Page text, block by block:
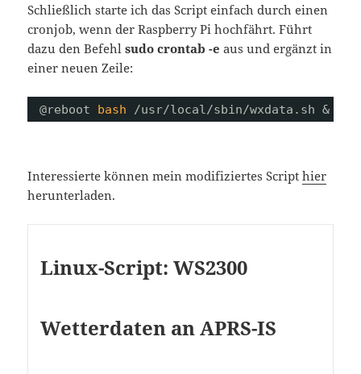
Schließlich starte ich das Script einfach durch einen
cronjob, wenn der Raspberry Pi hochfährt. Führt
dazu den Befehlsudo crontab -e aus und ergänzt in
einer neuen Zeile:
@reboot bash /usr/local/sbin/wxdata .sh &
Interessierte können mein modifiziertes Scripthier
herunterladen.
Linux-Script: WS2300
Wetterdaten an APRS-IS